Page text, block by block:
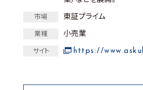
市場 東証プライム
業種 小売業
サイト https://